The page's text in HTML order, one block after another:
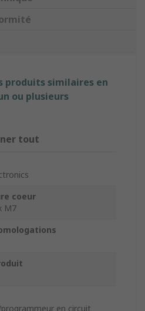
produits similaires en
ou plusieurs
tout
coeur
M7
en circuit